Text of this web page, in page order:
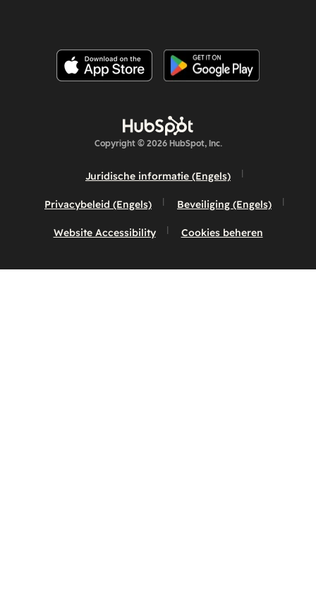
Copyright © 2026 HubSpot, Inc.
Juridische informatie (Engels)
Privacybeleid (Engels) Beveiliging (Engels)
Website Accessibility Cookies beheren